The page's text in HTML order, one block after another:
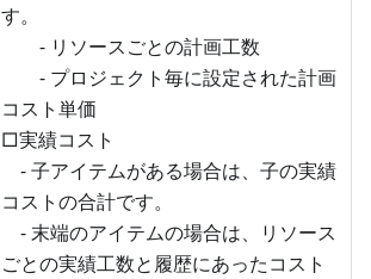
す。
- リソースごとの計画工数
- プロジェクト毎に設定された計画
コスト単価
□実績コスト
- 子アイテムがある場合は、子の実績
コストの合計です。
- 末端のアイテムの場合は、リソース
ごとの実績工数と履歴にあったコスト